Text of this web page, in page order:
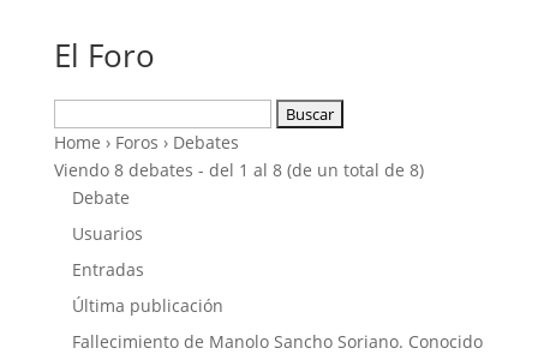
El Foro
Home › Foros › Debates
Viendo 8 debates - del 1 al 8 (de un total de 8)
Debate
Usuarios
Entradas
Última publicación
Fallecimiento de Manolo Sancho Soriano. Conocido